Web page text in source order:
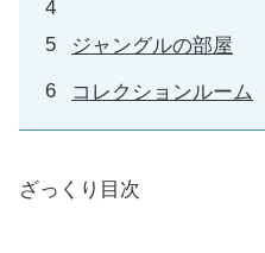
ジャングルの部屋
コレクションルーム
ざっくり目次